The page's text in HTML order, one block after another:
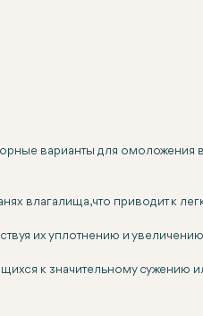
варианты для омоложения
влагалища, что приводит к
их уплотнению и
к значительному